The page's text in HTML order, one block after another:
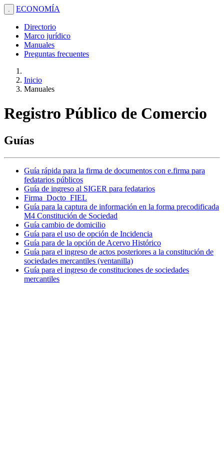
. ECONOMÍA
Directorio
Marco jurídico
Manuales
Preguntas frecuentes
Inicio
Manuales
Registro Público de Comercio
Guías
Guía rápida para la firma de documentos con e.firma para
fedatarios públicos
Guía de ingreso al SIGER para fedatarios
Firma_Docto_FIEL
Guía para la captura de información en la forma precodificada
M4 Constitución de Sociedad
Guía cambio de domicilio
Guía para el uso de opción de Incidencia
Guía para de la opción de Acervo Histórico
Guía para el ingreso de actos posteriores a la constitución de
sociedades mercantiles (ventanilla)
Guía para el ingreso de constituciones de sociedades
mercantiles